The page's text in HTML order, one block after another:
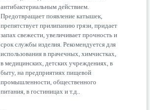
антибактериальным действием.
Предотвращает появление катышек,
препятствует прилипанию грязи, придает
запах свежести, увеличивает прочность и
срок службы изделия. Рекомендуется для
использования в прачечных, химчистках,
в медицинских, детских учреждениях, в
быту, на предприятиях пищевой
промышленности, общественного
питания, в гостиницах и т.д..